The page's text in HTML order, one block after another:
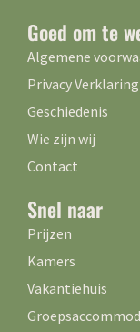
Goed om te
Algemene
Privacy Verklaring
Geschiedenis
Wie zijn wij
Contact
Snel naar
Prijzen
Kamers
Vakantiehuis